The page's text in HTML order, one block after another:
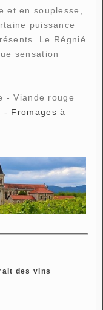
et en souplesse,
puissance
Le Régnié
sensation
- Viande rouge
- Fromages à
des vins